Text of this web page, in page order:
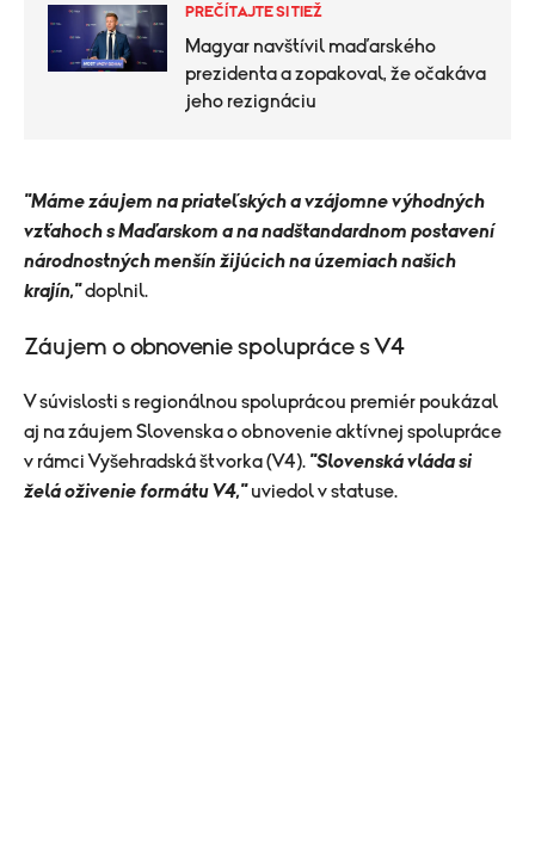
PREČÍTAJTE SI TIEŽ
Magyar navštívil maďarského
prezidenta a zopakoval, že očakáva
jeho rezignáciu
"Máme záujem na priateľských a vzájomne výhodných
vzťahoch s Maďarskom a na nadštandardnom postavení
národnostných menšín žijúcich na územiach našich
krajín,"doplnil.
Záujem o obnovenie spolupráce s V4
V súvislosti s regionálnou spoluprácou premiér poukázal
aj na záujem Slovenska o obnovenie aktívnej spolupráce
v rámci Vyšehradská štvorka (V4). "Slovenská vláda si
želá oživenie formátu V4,"uviedol v statuse.